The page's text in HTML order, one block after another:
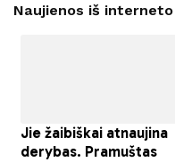
Naujienos iš interneto